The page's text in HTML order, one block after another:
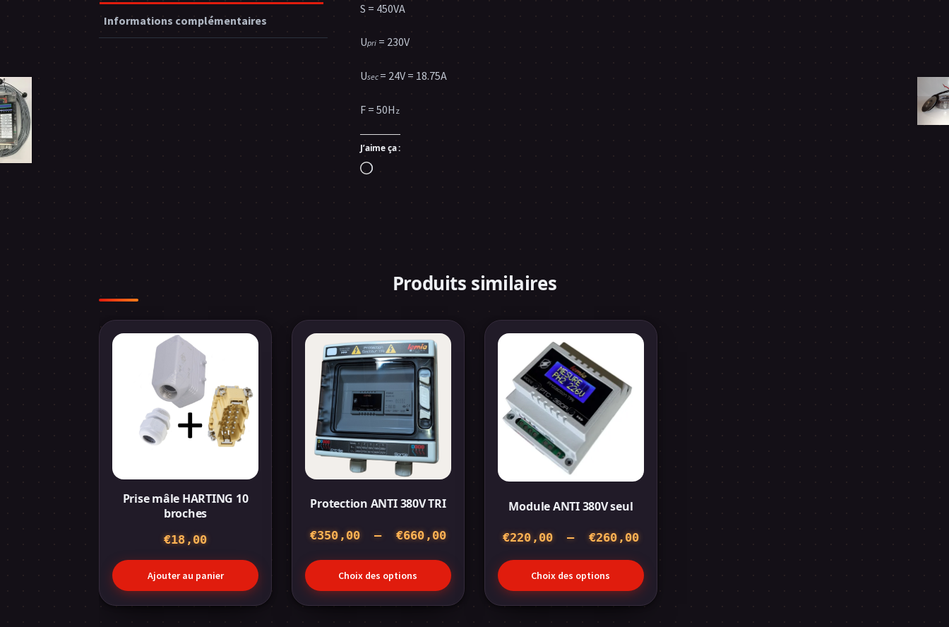
Informations complémentaires
S = 450VA
Upri = 230V
Usec = 24V = 18.75A
F = 50H z
J’aime ça :
Chargement…
Produits similaires
Prise mâle HARTING 10
broches
€18,00
Ajouter au panier
Protection ANTI 380V TRI
€350,00 – €660,00Plage
prix :
€350,00
à
Choix des options
Ce
produit
plusieurs
variations.
Les
options
peuvent
choisies
la
du
produit
Module ANTI 380V seul
€220,00 – €260,00Plage
prix :
€220,00
à
Choix des options
Ce
plusieurs
variations.
Les
options
peuvent
choisies
du
produit